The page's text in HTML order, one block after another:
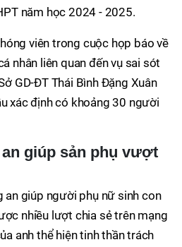
năm học 2024 - 2025.
viên trong cuộc họp báo về
nhân liên quan đến vụ sai sót
GD-ĐT Thái Bình Đặng Xuân
xác định có khoảng 30 người
giúp sản phụ vượt
an giúp người phụ nữ sinh con
nhiều lượt chia sẻ trên mạng
anh thể hiện tinh thần trách